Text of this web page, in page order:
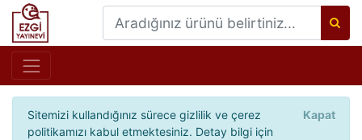
Sitemizi kullandığınız sürece gizlilik ve çerez
politikamızı kabul etmektesiniz. Detay bilgi için
Kapat